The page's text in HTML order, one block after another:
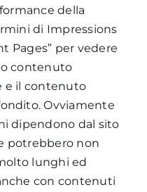
della
di Impressions
Pages” per vedere
contenuto
e il contenuto
Ovviamente
dipendono dal sito
potrebbero non
lunghi ed
con contenuti